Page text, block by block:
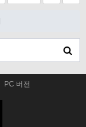
PC 버전